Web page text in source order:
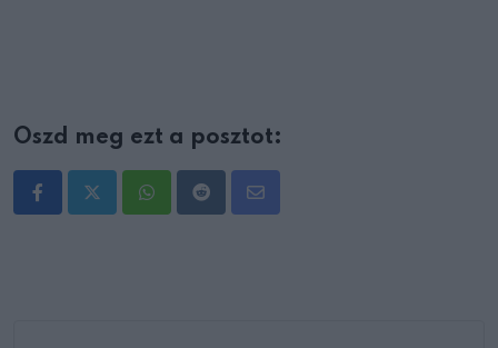
Oszd meg ezt a posztot:
WhatsappRedditShare